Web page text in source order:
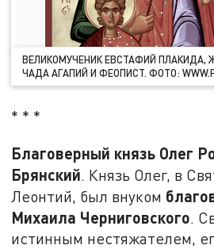
ВЕЛИКОМУЧЕНИК ЕВСТАФИЙ ПЛАКИДА,
ЧАДА АГАПИЙ И ФЕОПИСТ. ФОТО:
* * *
Благоверный князь Олег
Брянский. Князь Олег, в
Леонтий, был внуком
Михаила Черниговского.
истинным нестяжателем,